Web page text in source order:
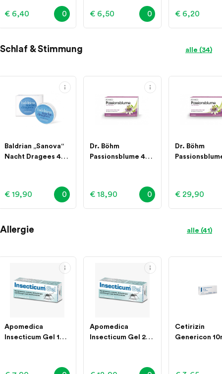
€ 6,40 0 € 6,50 0 € 6,20
Schlaf & Stimmung alle (34)
Baldrian „Sanova“
Nacht Dragees 40
€ 19,90 0
Dr. Böhm
Passionsblume 425
€ 18,90 0
Dr. Böhm
€ 29,90
Allergie alle (41)
Apomedica
Insecticum Gel 12
Apomedica
Insecticum Gel 25
Cetirizin
Genericon